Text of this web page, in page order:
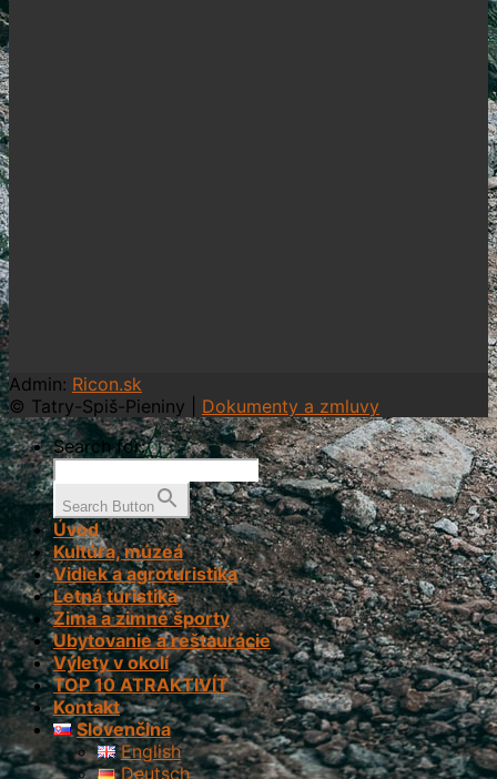
Admin: Ricon.sk
© Tatry-Spiš-Pieniny | Dokumenty a zmluvy
Search for:
Search Button
Úvod
Kultúra, múzeá
Vidiek a agroturistika
Letná turistika
Zima a zimné športy
Ubytovanie a reštaurácie
Výlety v okolí
TOP 10 ATRAKTIVÍT
Kontakt
Slovenčina
English
Deutsch